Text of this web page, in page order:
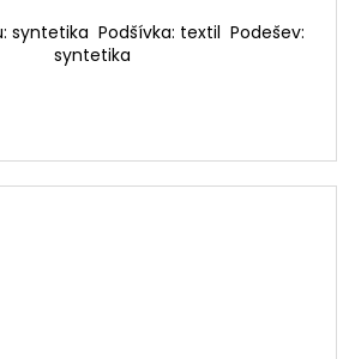
syntetika Podšívka: textil Podešev:
syntetika